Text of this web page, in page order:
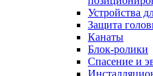
Устройства
Защита
Канаты
Блок-ролики
Спасение и